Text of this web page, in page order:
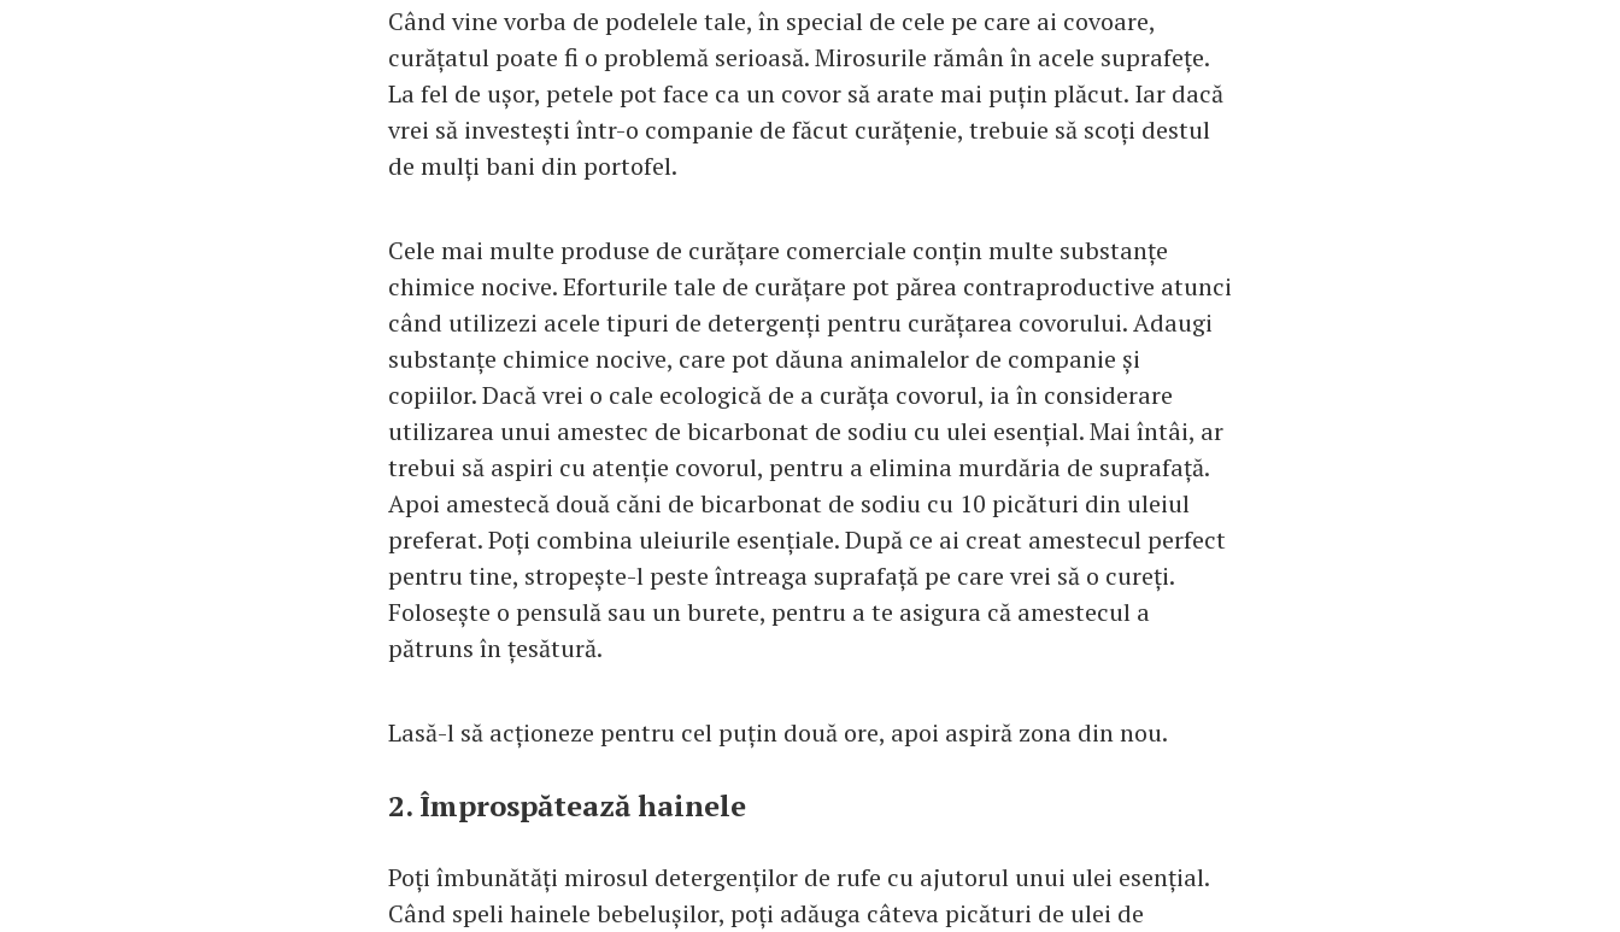
Când vine vorba de podelele tale, în special de cele pe care ai covoare,
curățatul poate fi o problemă serioasă. Mirosurile rămân în acele suprafețe.
La fel de ușor, petele pot face ca un covor să arate mai puțin plăcut. Iar dacă
vrei să investești într-o companie de făcut curățenie, trebuie să scoți destul
de mulți bani din portofel.
Cele mai multe produse de curățare comerciale conțin multe substanțe
chimice nocive. Eforturile tale de curățare pot părea contraproductive atunci
când utilizezi acele tipuri de detergenți pentru curățarea covorului. Adaugi
substanțe chimice nocive, care pot dăuna animalelor de companie și
copiilor. Dacă vrei o cale ecologică de a curăța covorul, ia în considerare
utilizarea unui amestec de bicarbonat de sodiu cu ulei esențial. Mai întâi, ar
trebui să aspiri cu atenție covorul, pentru a elimina murdăria de suprafață.
Apoi amestecă două căni de bicarbonat de sodiu cu 10 picături din uleiul
preferat. Poți combina uleiurile esențiale. După ce ai creat amestecul perfect
pentru tine, stropește-l peste întreaga suprafață pe care vrei să o cureți.
Folosește o pensulă sau un burete, pentru a te asigura că amestecul a
pătruns în țesătură.
Lasă-l să acționeze pentru cel puțin două ore, apoi aspiră zona din nou.
2. Împrospătează hainele
Poți îmbunătăți mirosul detergenților de rufe cu ajutorul unui ulei esențial.
Când speli hainele bebelușilor, poți adăuga câteva picături de ulei de